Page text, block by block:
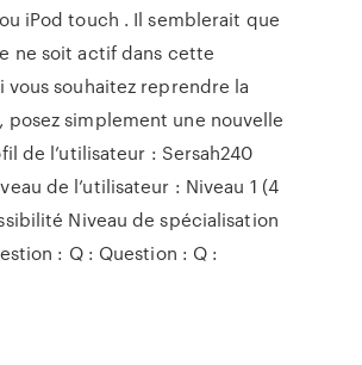
iPod touch . Il semblerait que
ne soit actif dans cette
vous souhaitez reprendre la
posez simplement une nouvelle
de l’utilisateur : Sersah240
de l’utilisateur : Niveau 1 (4
Niveau de spécialisation
: Q : Question : Q :